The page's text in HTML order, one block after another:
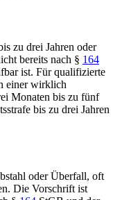
zu drei Jahren oder
bereits nach § 164
ist. Für qualifizierte
einer wirklich
Monaten bis zu fünf
bis zu drei Jahren
oder Überfall, oft
Die Vorschrift ist